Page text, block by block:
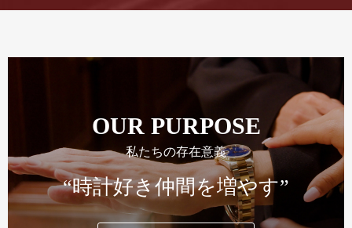
OUR PURPOSE
私たちの存在意義
“時計好き仲間を増やす”